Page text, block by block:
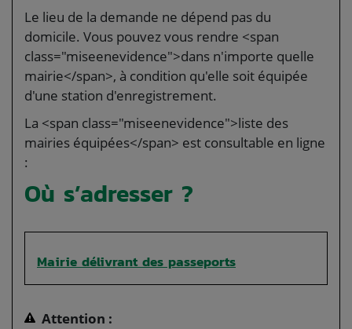
Le lieu de la demande ne dépend pas du
domicile. Vous pouvez vous rendre <span
class="miseenevidence">dans n'importe quelle
mairie</span>, à condition qu'elle soit équipée
d'une station d'enregistrement.
La <span class="miseenevidence">liste des
mairies équipées</span> est consultable en ligne
:
Où s’adresser ?
Mairie délivrant des passeports
Attention :